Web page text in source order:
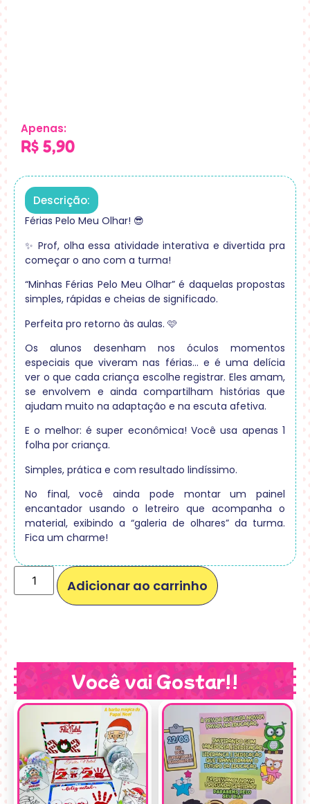
Apenas:
R$ 5,90
Descrição:
Férias Pelo Meu Olhar! 😎
✨ Prof, olha essa atividade interativa e divertida pra
começar o ano com a turma!
“Minhas Férias Pelo Meu Olhar” é daquelas propostas
simples, rápidas e cheias de significado.
Perfeita pro retorno às aulas. 🩷
Os alunos desenham nos óculos momentos
especiais que viveram nas férias… e é uma delícia
ver o que cada criança escolhe registrar. Eles amam,
se envolvem e ainda compartilham histórias que
ajudam muito na adaptação e na escuta afetiva.
E o melhor: é super econômica! Você usa apenas 1
folha por criança.
Simples, prática e com resultado lindíssimo.
No final, você ainda pode montar um painel
encantador usando o letreiro que acompanha o
material, exibindo a “galeria de olhares” da turma.
Fica um charme!
Adicionar ao carrinho
Você vai Gostar!!